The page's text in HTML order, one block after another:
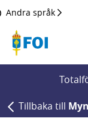
Till innehållet
Andra språk
Tillbaka till